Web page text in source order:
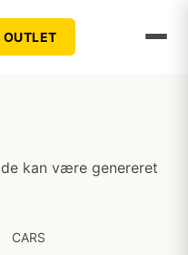
OUTLET
kan være genereret
CARS